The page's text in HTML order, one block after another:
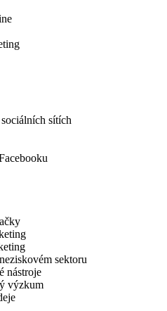
sítích
sektoru
nástroje
výzkum